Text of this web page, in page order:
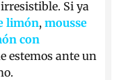
Si ya
limón, mousse
con
estemos ante un